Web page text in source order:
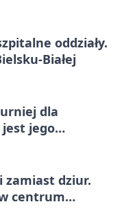
oddziały.
Białej
dla
jest jego
zamiast dziur.
centrum